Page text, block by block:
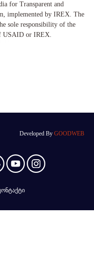
for Transparent and
implemented by IREX. The
sole responsibility of the
USAID or IREX.
Developed By GOODWEB